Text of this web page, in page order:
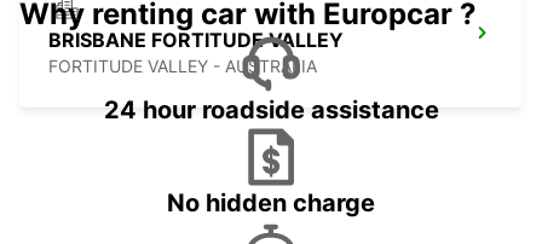
BRISBANE FORTITUDE VALLEY
FORTITUDE VALLEY - AUSTRALIA
Why renting car with Europcar ?
24 hour roadside assistance
No hidden charge